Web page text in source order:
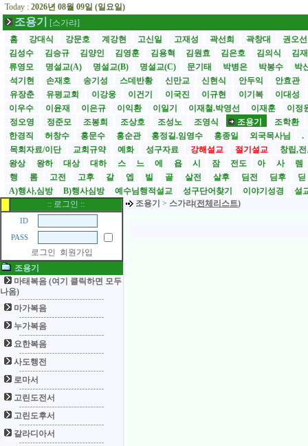
Today : 2026년 08월 09일 (일요일)
조용기
[스가랴]
홈
강대식 강문호 계강현 고신일 고재성 곽선희 곽창대
권오
김성수
김승규 김양인 김영훈 김용혁 김원효 김은호 김의식
김
류영모
명설교(A) 명설교(B) 명설교(C) 문기태 박병은 박봉수
박
석기현
손재호 송기성 스데반황 신만교 신현식 안두익
안효관
유장춘
유평교회 이강웅 이건기 이국진 이규현 이기복
이대성
이우수
이윤재 이은규 이익환 이일기 이재철.박영선 이재훈
이정
정오영
정준모 조봉희 조상호 조성노 조영식 조용기
조학환
한경직
허창수 홍문수 홍순관 홍정길.임영수 홍종일 외국목사님
.
목회자료/이단
교회규약 예화 성구자료 강해설교 절기설교
창립,
왕상
왕하 대상 대하 스 느 에 욥 시 잠 전도 아 사
렘
행
롬 고전 고후 갈 엡 빌 골 살전 살후 딤전 딤후
딛
A)행사,심방
B)행사심방 예수님행적설교 성구단어찾기 이야기성경
설
:: 로그인 ::
ID
PASS
로그인
회원가입
조용기
마태복음 (여기 클릭하면 모두
나옴)
마가복음
누가복음
요한복음
사도행전
로마서
고린도전서
고린도후서
갈라디아서
조용기 > 스가랴(전체리스트)